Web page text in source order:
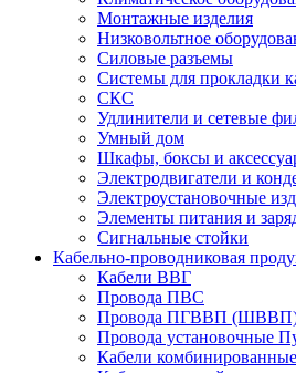
Монтажные изделия
Низковольтное
Силовые разъемы
Системы для прокладки
СКС
Удлинители и сетевые
Умный дом
Шкафы, боксы и
Электродвигатели и
Электроустановочные
Элементы питания и
Сигнальные стойки
Кабельно-проводниковая
Кабели ВВГ
Провода ПВС
Провода ПГВВП
Провода
Кабели